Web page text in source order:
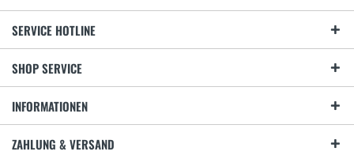
SERVICE HOTLINE
SHOP SERVICE
INFORMATIONEN
ZAHLUNG & VERSAND